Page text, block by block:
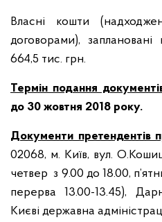
Власні кошти
договорами),
664,5 тис. грн.
Термін подання
до 30 жовтня 2018 року.
Документи претендентів
02068, м. Київ, вул.
четвер з 9.00 до 18.00,
перерва 13.00-13.45),
Києві державна